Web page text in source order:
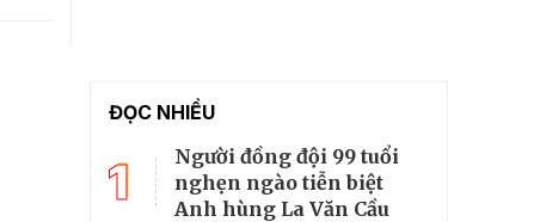
ĐỌC NHIỀU
1
Người đồng đội 99 tuổi
nghẹn ngào tiễn biệt
Anh hùng La Văn Cầu